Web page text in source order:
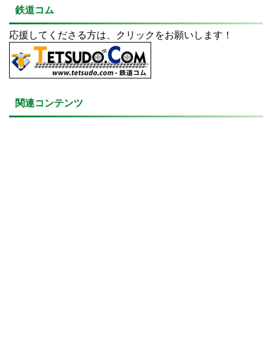
鉄道コム
応援してくださる方は、クリックをお願いします！
関連コンテンツ